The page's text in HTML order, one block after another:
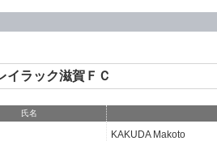
イラック滋賀ＦＣ
氏名
KAKUDA Makoto